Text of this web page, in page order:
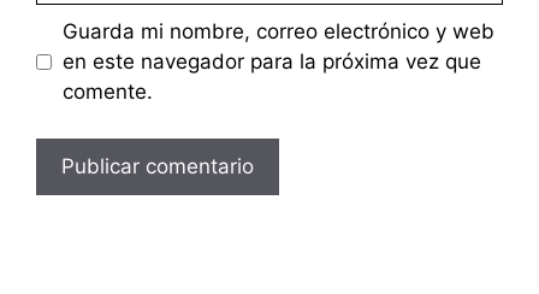
Guarda mi nombre, correo electrónico y web
en este navegador para la próxima vez que
comente.